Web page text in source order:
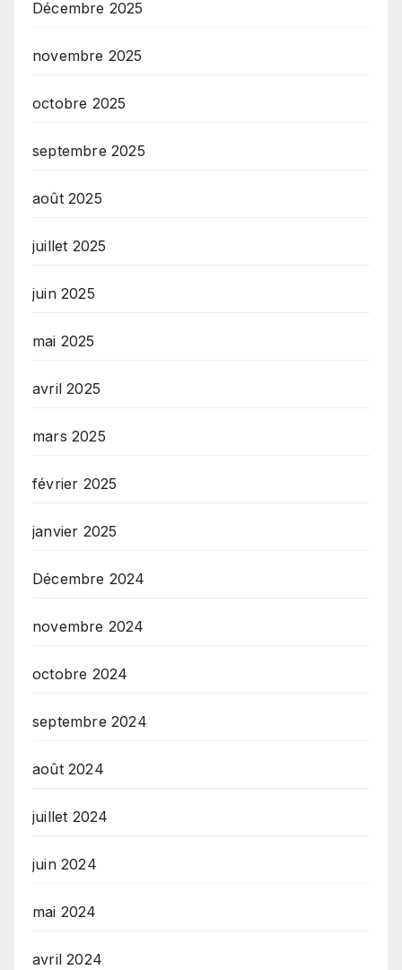
Décembre 2025
novembre 2025
octobre 2025
septembre 2025
août 2025
juillet 2025
juin 2025
mai 2025
avril 2025
mars 2025
février 2025
janvier 2025
Décembre 2024
novembre 2024
octobre 2024
septembre 2024
août 2024
juillet 2024
juin 2024
mai 2024
avril 2024